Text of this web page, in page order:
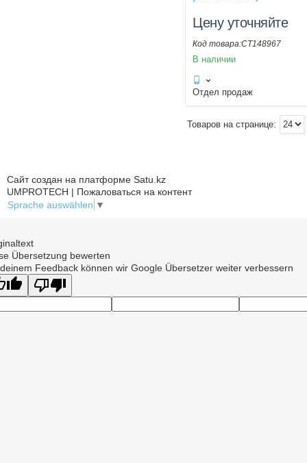
Цену уточняйте
CT148967
В наличии
Отдел продаж
Сайт создан на платформе Satu.kz
UMPROTECH | Пожаловаться на контент
Sprache auswählen ▼
Übersetzung bewerten
Feedback können wir Google Übersetzer weiter verbessern